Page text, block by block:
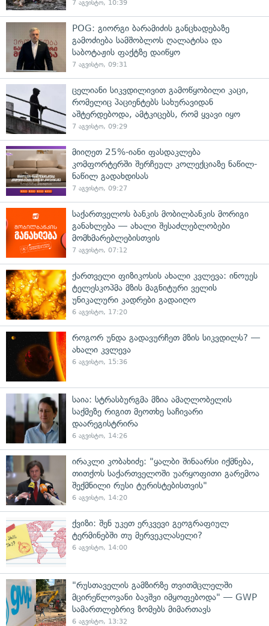
7 აგვისტო, 10:39
POG: გიორგი ბარამიძის განცხადებაზე
გამოძიება სამშობლოს ღალატისა და
საბოტაჟის ფაქტზე დაიწყო
7 აგვისტო, 09:31
ცელიანი სიკვდილივით გამოწყობილი კაცი,
რომელიც პაციენტებს სახურავიდან
აშტერდებოდა, ამტკიცებს, რომ ყვავი იყო
7 აგვისტო, 09:29
მიიღეთ 25%-იანი ფასდაკლება
კომფორტერში შერჩეულ კოლექციაზე ნაწილ-
ნაწილ გადახდისას
7 აგვისტო, 09:27
საქართველოს ბანკის მობილბანკის მორიგი
განახლება — ახალი შესაძლებლობები
მომხმარებლებისთვის
7 აგვისტო, 07:12
ქართველი ფიზიკოსის ახალი კვლევა: ინოუეს
ტელესკოპმა მზის მაგნიტური ველის
უნიკალური კადრები გადაიღო
6 აგვისტო, 17:20
როგორ უნდა გადავურჩეთ მზის სიკვდილს? —
ახალი კვლევა
6 აგვისტო, 15:36
საია: სტრასბურგმა მზია ამაღლობელის
საქმეზე რიგით მეოთხე საჩივარი
დაარეგისტრირა
6 აგვისტო, 14:26
ირაკლი კობახიძე: "ყალბი შინაარსი იქმნება,
თითქოს საქართველოში უარყოფითი გარემოა
შექმნილი რუსი ტურისტებისთვის"
6 აგვისტო, 14:20
ქვიზი: შენ უკეთ ერკვევი გეოგრაფიულ
ტერმინებში თუ მერვეკლასელი?
6 აგვისტო, 14:00
"რუსთაველის გამზირზე თვითმცლელში
მცირეწლოვანი ბავშვი იმყოფებოდა" — GWP
სამართლებრივ ზომებს მიმართავს
6 აგვისტო, 13:32